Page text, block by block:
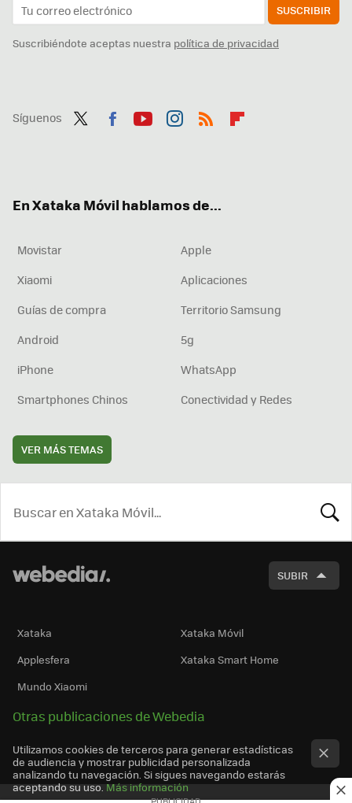
SUSCRIBIR
Suscribiéndote aceptas nuestra política de privacidad
Síguenos
En Xataka Móvil hablamos de...
Movistar
Apple
Xiaomi
Aplicaciones
Guías de compra
Territorio Samsung
Android
5g
iPhone
WhatsApp
Smartphones Chinos
Conectividad y Redes
VER MÁS TEMAS
SUBIR
Xataka
Xataka Móvil
Applesfera
Xataka Smart Home
Mundo Xiaomi
Otras publicaciones de Webedia
Utilizamos cookies de terceros para generar estadísticas
de audiencia y mostrar publicidad personalizada
analizando tu navegación. Si sigues navegando estarás
aceptando su uso. Más información